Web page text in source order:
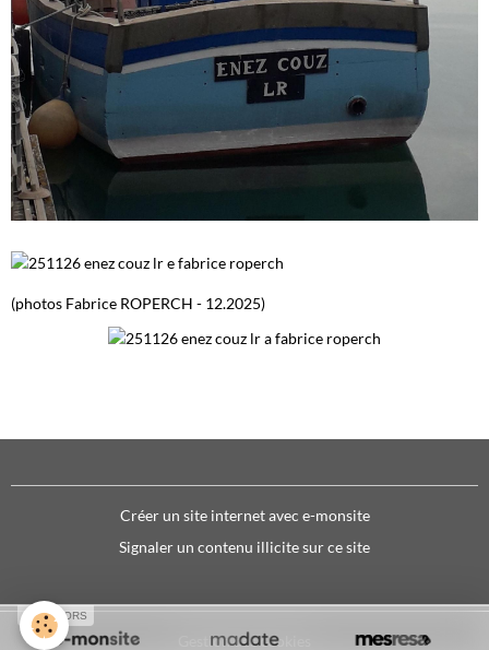
(photos Fabrice ROPERCH - 12.2025)
Créer un site internet avec e-monsite
Signaler un contenu illicite sur ce site
Gestion des cookies
SPONSORS